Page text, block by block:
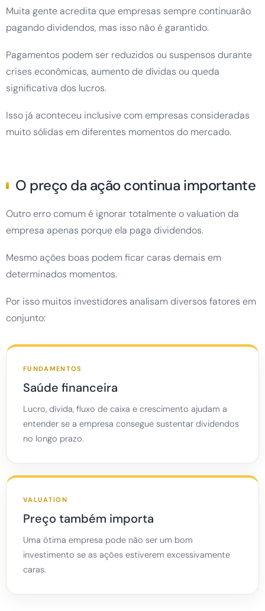
Muita gente acredita que empresas sempre continuarão
pagando dividendos, mas isso não é garantido.
Pagamentos podem ser reduzidos ou suspensos durante
crises econômicas, aumento de dívidas ou queda
significativa dos lucros.
Isso já aconteceu inclusive com empresas consideradas
muito sólidas em diferentes momentos do mercado.
O preço da ação continua importante
Outro erro comum é ignorar totalmente o valuation da
empresa apenas porque ela paga dividendos.
Mesmo ações boas podem ficar caras demais em
determinados momentos.
Por isso muitos investidores analisam diversos fatores em
conjunto:
FUNDAMENTOS
Saúde financeira
Lucro, dívida, fluxo de caixa e crescimento ajudam a
entender se a empresa consegue sustentar dividendos
no longo prazo.
VALUATION
Preço também importa
Uma ótima empresa pode não ser um bom
investimento se as ações estiverem excessivamente
caras.